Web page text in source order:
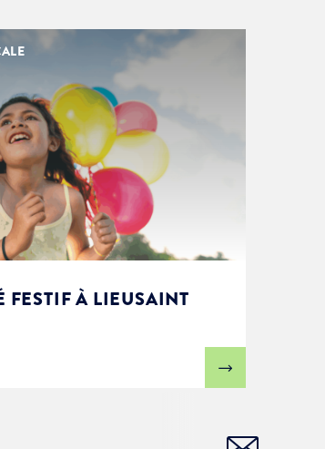
FESTIF À LIEUSAINT